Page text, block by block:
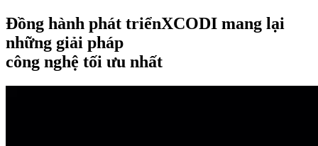
Đồng hành phát triểnXCODI mang lại
những giải pháp
công nghệ tối ưu nhất